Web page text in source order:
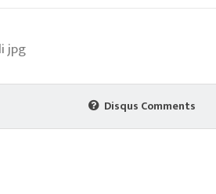
Disqus Comments